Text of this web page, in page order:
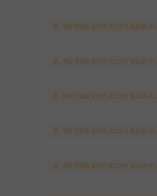
해당 댓글을 보려면 로그인이 필요합니다.
해당 댓글을 보려면 로그인이 필요합니다.
해당 댓글을 보려면 로그인이 필요합니다.
해당 댓글을 보려면 로그인이 필요합니다.
해당 댓글을 보려면 로그인이 필요합니다.